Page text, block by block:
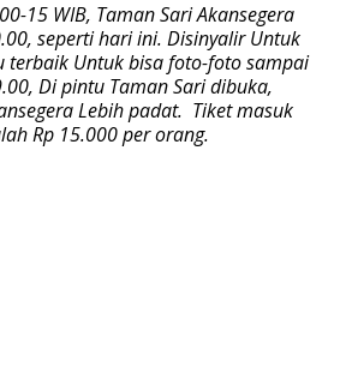
15 WIB, Taman Sari Akansegera
seperti hari ini. Disinyalir Untuk
terbaik Untuk bisa foto-foto sampai
Di pintu Taman Sari dibuka,
Lebih padat. Tiket masuk
Rp 15.000 per orang.